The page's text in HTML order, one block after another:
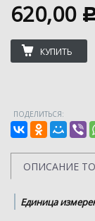
620,00
КУПИТЬ
ПОДЕЛИТЬСЯ:
ОПИСАНИЕ
Единица